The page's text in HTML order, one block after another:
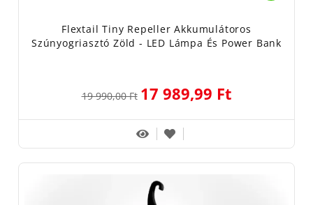
Flextail Tiny Repeller Akkumulátoros
Szúnyogriasztó Zöld - LED Lámpa És Power Bank
19 990,00 Ft 17 989,99 Ft